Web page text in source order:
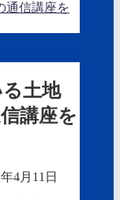
通信講座を
土地
講座を
4月11日